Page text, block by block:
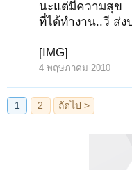
นะแต่มีความสุข
ที่ได้ทำงาน..วี ส่ง
[IMG]
4 พฤษภาคม 2010